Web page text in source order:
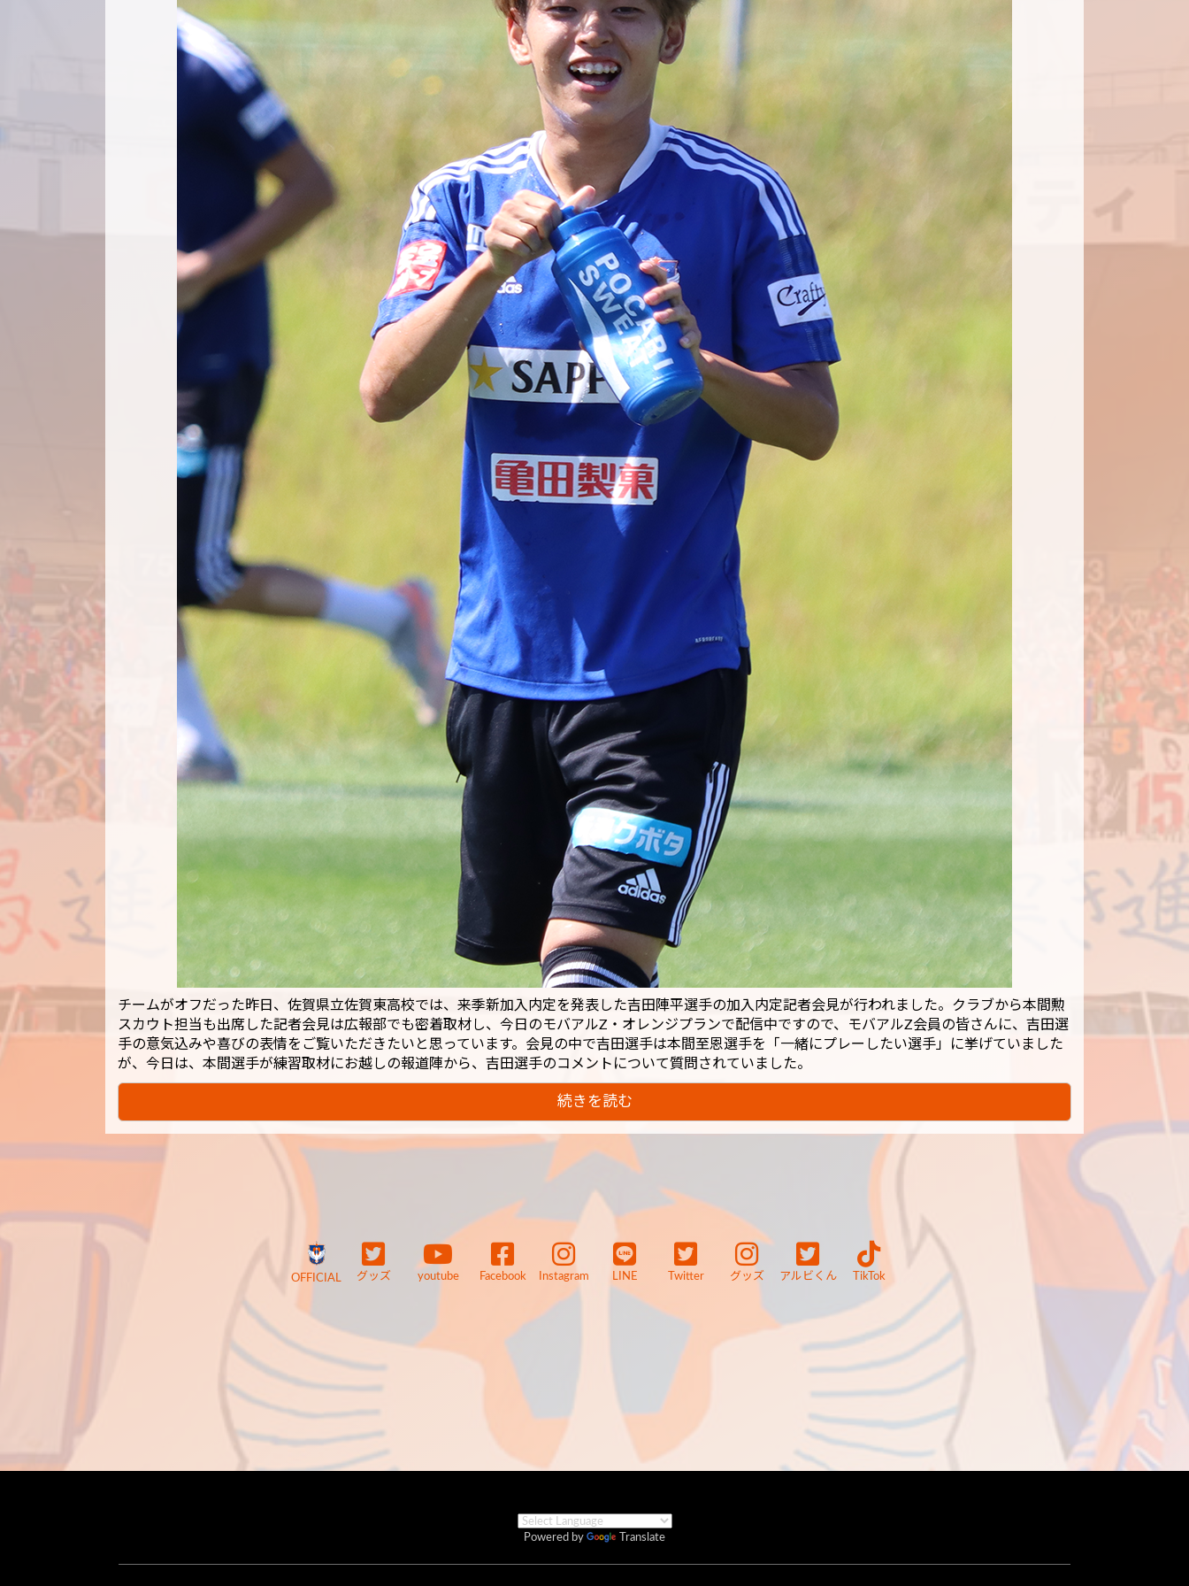
チームがオフだった昨日、佐賀県立佐賀東高校では、来季新加入内定を発表した吉田陣平選手の加入内定記者会見が行われました。クラブから本間勲
スカウト担当も出席した記者会見は広報部でも密着取材し、今日のモバアルZ・オレンジプランで配信中ですので、モバアルZ会員の皆さんに、吉田選
手の意気込みや喜びの表情をご覧いただきたいと思っています。会見の中で吉田選手は本間至恩選手を「一緒にプレーしたい選手」に挙げていました
が、今日は、本間選手が練習取材にお越しの報道陣から、吉田選手のコメントについて質問されていました。
続きを読む
OFFICIAL グッズ youtube Facebook Instagram LINE Twitter グッズ アルビくん TikTok
Powered by Translate